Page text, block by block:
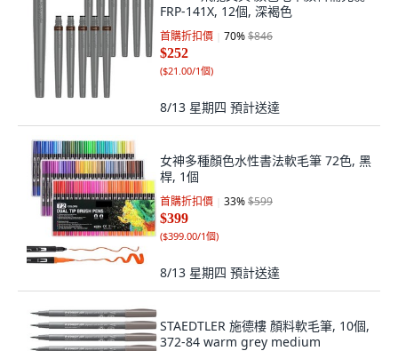
FRP-141X, 12個, 深褐色
首購折扣價 70%$846
$252
($21.00/1個)
8/13 星期四 預計送達
女神多種顏色水性書法軟毛筆 72色, 黑
桿, 1個
首購折扣價 33%$599
$399
($399.00/1個)
8/13 星期四 預計送達
STAEDTLER 施德樓 顏料軟毛筆, 10個,
372-84 warm grey medium